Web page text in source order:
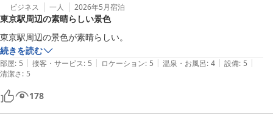
ビジネス 一人 2026年5月宿泊
東京駅周辺の素晴らしい景色
東京駅周辺の景色が素晴らしい。
続きを読む
部屋: 5 | 接客・サービス: 5 | ロケーション: 5 | 温泉・お風呂: 4 | 設備: 5 |
清潔さ: 5
178